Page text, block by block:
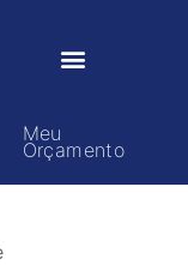
Meu
Orçamento